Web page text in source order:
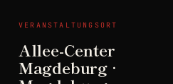
VERANSTALTUNGSORT
Allee-Center
Magdeburg ·